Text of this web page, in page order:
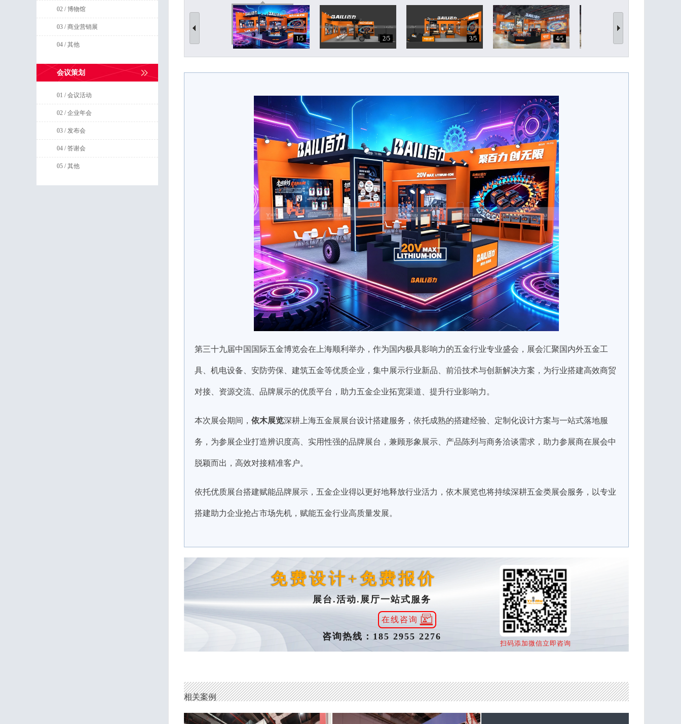
02 / 博物馆
03 / 商业营销展
04 / 其他
会议策划
01 / 会议活动
02 / 企业年会
03 / 发布会
04 / 答谢会
05 / 其他
1/5 2/5 3/5 4/5
第三十九届中国国际五金博览会在上海顺利举办，作为国内极具影响力的五金行业专业盛会，展会汇聚国内外五金工
具、机电设备、安防劳保、建筑五金等优质企业，集中展示行业新品、前沿技术与创新解决方案，为行业搭建高效商贸
对接、资源交流、品牌展示的优质平台，助力五金企业拓宽渠道、提升行业影响力。
本次展会期间， 依木展览深耕上海五金展展台设计搭建服务，依托成熟的搭建经验、定制化设计方案与一站式落地服
务，为参展企业打造辨识度高、实用性强的品牌展台，兼顾形象展示、产品陈列与商务洽谈需求，助力参展商在展会中
脱颖而出，高效对接精准客户。
依托优质展台搭建赋能品牌展示，五金企业得以更好地释放行业活力，依木展览也将持续深耕五金类展会服务，以专业
搭建助力企业抢占市场先机，赋能五金行业高质量发展。
免费设计+免费报价
展台.活动.展厅一站式服务
在线咨询
咨询热线：185 2955 2276
扫码添加微信立即咨询
相关案例